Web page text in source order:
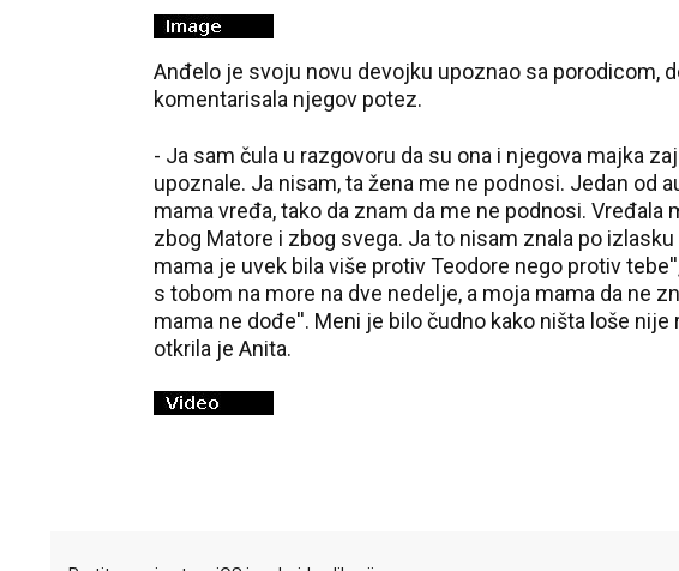
Anđelo je svoju novu devojku upoznao sa porodicom,
komentarisala njegov potez.
- Ja sam čula u razgovoru da su ona i njegova majka
upoznale. Ja nisam, ta žena me ne podnosi. Jedan od
mama vređa, tako da znam da me ne podnosi. Vređala
zbog Matore i zbog svega. Ja to nisam znala po
mama je uvek bila više protiv Teodore nego protiv
s tobom na more na dve nedelje, a moja mama da ne
mama ne dođe''. Meni je bilo čudno kako ništa loše
otkrila je Anita.